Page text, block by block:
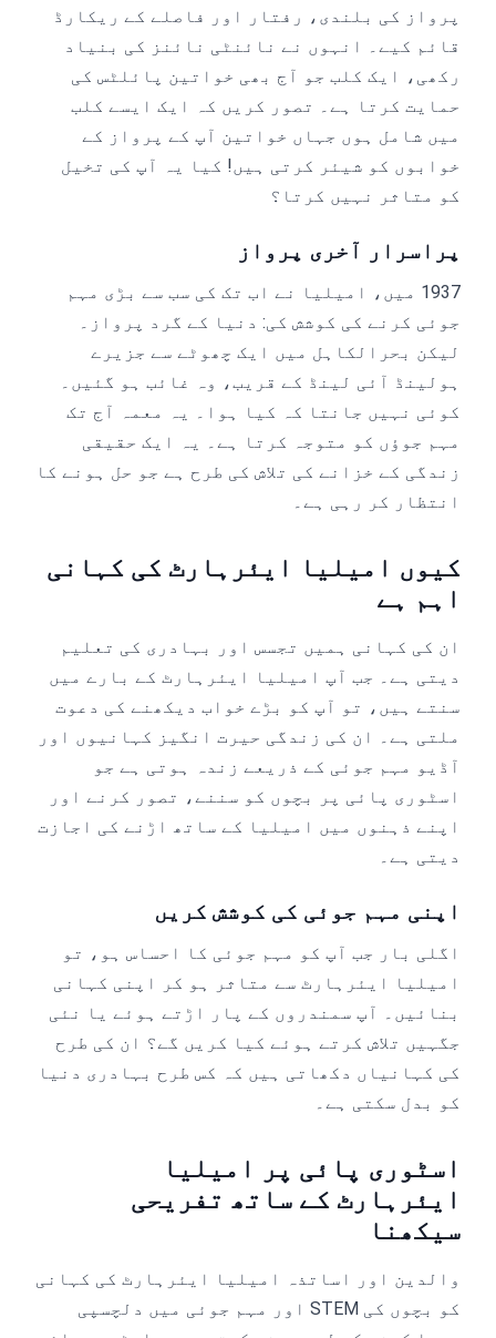
پرواز کی بلندی، رفتار اور فاصلے کے ریکارڈ
قائم کیے۔ انہوں نے نائنٹی نائنز کی بنیاد
رکھی، ایک کلب جو آج بھی خواتین پائلٹس کی
حمایت کرتا ہے۔ تصور کریں کہ ایک ایسے کلب
میں شامل ہوں جہاں خواتین آپ کے پرواز کے
خوابوں کو شیئر کرتی ہیں! کیا یہ آپ کی تخیل
کو متاثر نہیں کرتا؟
پراسرار آخری پرواز
1937 میں، امیلیا نے اب تک کی سب سے بڑی مہم
جوئی کرنے کی کوشش کی: دنیا کے گرد پرواز۔
لیکن بحرالکاہل میں ایک چھوٹے سے جزیرے
ہولینڈ آئی لینڈ کے قریب، وہ غائب ہو گئیں۔
کوئی نہیں جانتا کہ کیا ہوا۔ یہ معمہ آج تک
مہم جوؤں کو متوجہ کرتا ہے۔ یہ ایک حقیقی
زندگی کے خزانے کی تلاش کی طرح ہے جو حل ہونے کا
انتظار کر رہی ہے۔
کیوں امیلیا ایئرہارٹ کی کہانی
اہم ہے
ان کی کہانی ہمیں تجسس اور بہادری کی تعلیم
دیتی ہے۔ جب آپ امیلیا ایئرہارٹ کے بارے میں
سنتے ہیں، تو آپ کو بڑے خواب دیکھنے کی دعوت
ملتی ہے۔ ان کی زندگی حیرت انگیز کہانیوں اور
آڈیو مہم جوئی کے ذریعے زندہ ہوتی ہے جو
اسٹوری پائی پر بچوں کو سننے، تصور کرنے اور
اپنے ذہنوں میں امیلیا کے ساتھ اڑنے کی اجازت
دیتی ہے۔
اپنی مہم جوئی کی کوشش کریں
اگلی بار جب آپ کو مہم جوئی کا احساس ہو، تو
امیلیا ایئرہارٹ سے متاثر ہو کر اپنی کہانی
بنائیں۔ آپ سمندروں کے پار اڑتے ہوئے یا نئی
جگہیں تلاش کرتے ہوئے کیا کریں گے؟ ان کی طرح
کی کہانیاں دکھاتی ہیں کہ کس طرح بہادری دنیا
کو بدل سکتی ہے۔
اسٹوری پائی پر امیلیا
ایئرہارٹ کے ساتھ تفریحی
سیکھنا
والدین اور اساتذہ امیلیا ایئرہارٹ کی کہانی
کو بچوں کی STEM اور مہم جوئی میں دلچسپی